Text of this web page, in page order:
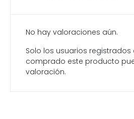
No hay valoraciones aún.
Solo los usuarios registrados
comprado este producto
valoración.